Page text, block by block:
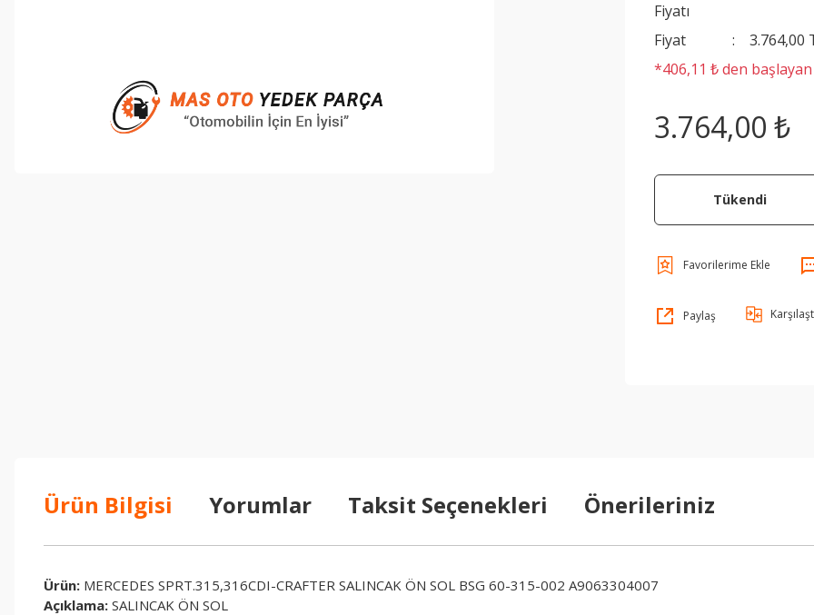
Fiyatı
Fiyat
3.764,00
*406,11 ₺ den
3.764,00 ₺
Tükendi
Paylaş
Ürün Bilgisi Yorumlar Taksit Seçenekleri Önerileriniz
Ürün: MERCEDES SPRT.315,316CDI-CRAFTER SALINCAK ÖN SOL BSG 60-315-002 A9063304007
Açıklama: SALINCAK ÖN SOL